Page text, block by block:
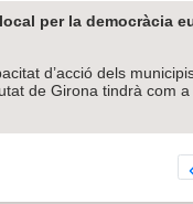
per la democràcia
d’acció dels
de Girona tindrà com